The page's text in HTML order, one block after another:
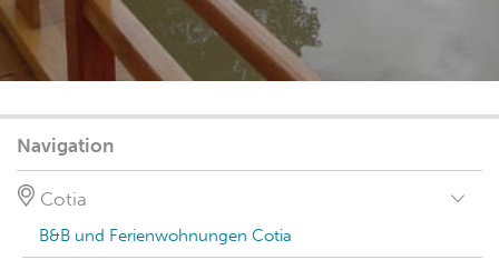
Navigation
Cotia
B&B und Ferienwohnungen Cotia